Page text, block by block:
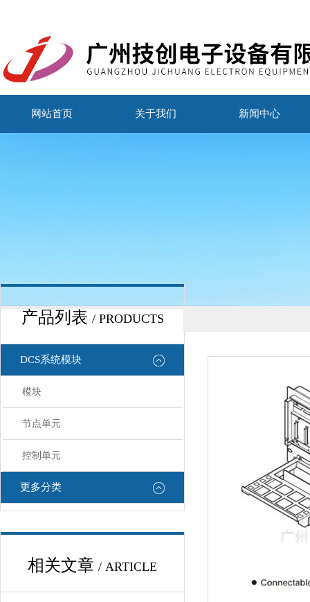
网站首页 关于我们 新闻中心
产品列表 / PRODUCTS
DCS系统模块
模块
节点单元
控制单元
更多分类
相关文章 / ARTICLE